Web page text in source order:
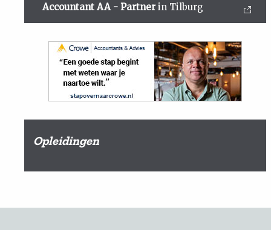
Accountant AA - Partner in Tilburg
Opleidingen